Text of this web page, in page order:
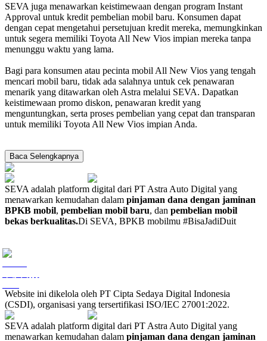
SEVA juga menawarkan keistimewaan dengan program Instant
Approval untuk kredit pembelian mobil baru. Konsumen dapat
dengan cepat mengetahui persetujuan kredit mereka, memungkinkan
untuk segera memiliki Toyota All New Vios impian mereka tanpa
menunggu waktu yang lama.
Bagi para konsumen atau pecinta mobil All New Vios yang tengah
mencari mobil baru, tidak ada salahnya untuk cek penawaran
menarik yang ditawarkan oleh Astra melalui SEVA. Dapatkan
keistimewaan promo diskon, penawaran kredit yang
menguntungkan, serta proses pembelian yang cepat dan transparan
untuk memiliki Toyota All New Vios impian Anda.
Baca Selengkapnya
SEVA adalah platform digital dari PT Astra Auto Digital yang
menawarkan kemudahan dalam pinjaman dana dengan jaminan
BPKB mobil, pembelian mobil baru, dan pembelian mobil
bekas berkualitas.Di SEVA, BPKB mobilmu #BisaJadiDuit
Website ini dikelola oleh PT Cipta Sedaya Digital Indonesia
(CSDI), organisasi yang tersertifikasi ISO/IEC 27001:2022.
SEVA adalah platform digital dari PT Astra Auto Digital yang
menawarkan kemudahan dalam pinjaman dana dengan jaminan